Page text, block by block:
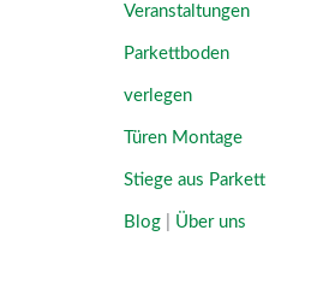
Veranstaltungen
Parkettboden
verlegen
Türen Montage
Stiege aus Parkett
Blog Über uns